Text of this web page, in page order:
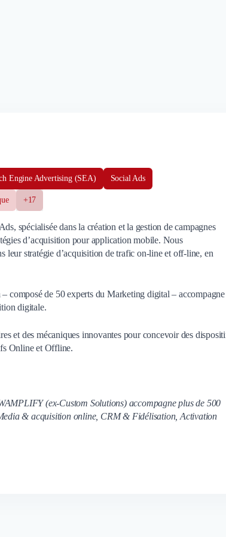
Engine Advertising (SEA) Social Ads
+17
spécialisée dans la création et la gestion de campagnes
d’acquisition pour application mobile. Nous
leur stratégie d’acquisition de trafic on-line et off-line, en
de 50 experts du Marketing digital – accompagne
digitale.
et des mécaniques innovantes pour concevoir des
Online et Offline.
(ex-Custom Solutions) accompagne plus de 500
& acquisition online, CRM & Fidélisation, Activation